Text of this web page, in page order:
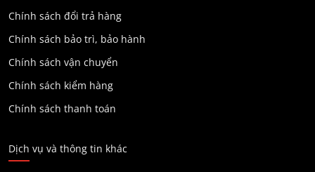
Chính sách đổi trả hàng
Chính sách bảo trì, bảo hành
Chính sách vận chuyển
Chính sách kiểm hàng
Chính sách thanh toán
Dịch vụ và thông tin khác